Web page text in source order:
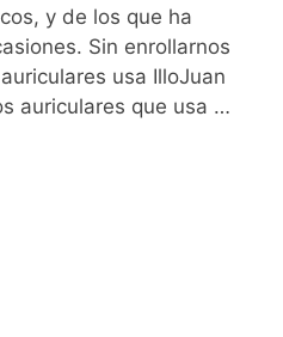
y de los que ha
Sin enrollarnos
usa IlloJuan
auriculares que usa …